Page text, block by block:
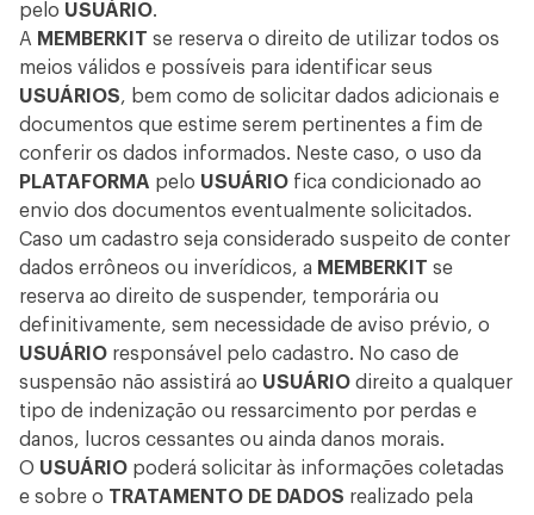
pelo USUÁRIO.
A MEMBERKIT se reserva o direito de utilizar todos os
meios válidos e possíveis para identificar seus
USUÁRIOS, bem como de solicitar dados adicionais e
documentos que estime serem pertinentes a fim de
conferir os dados informados. Neste caso, o uso da
PLATAFORMA pelo USUÁRIO fica condicionado ao
envio dos documentos eventualmente solicitados.
Caso um cadastro seja considerado suspeito de conter
dados errôneos ou inverídicos, a MEMBERKIT se
reserva ao direito de suspender, temporária ou
definitivamente, sem necessidade de aviso prévio, o
USUÁRIO responsável pelo cadastro. No caso de
suspensão não assistirá ao USUÁRIO direito a qualquer
tipo de indenização ou ressarcimento por perdas e
danos, lucros cessantes ou ainda danos morais.
O USUÁRIO poderá solicitar às informações coletadas
e sobre o TRATAMENTO DE DADOS realizado pela